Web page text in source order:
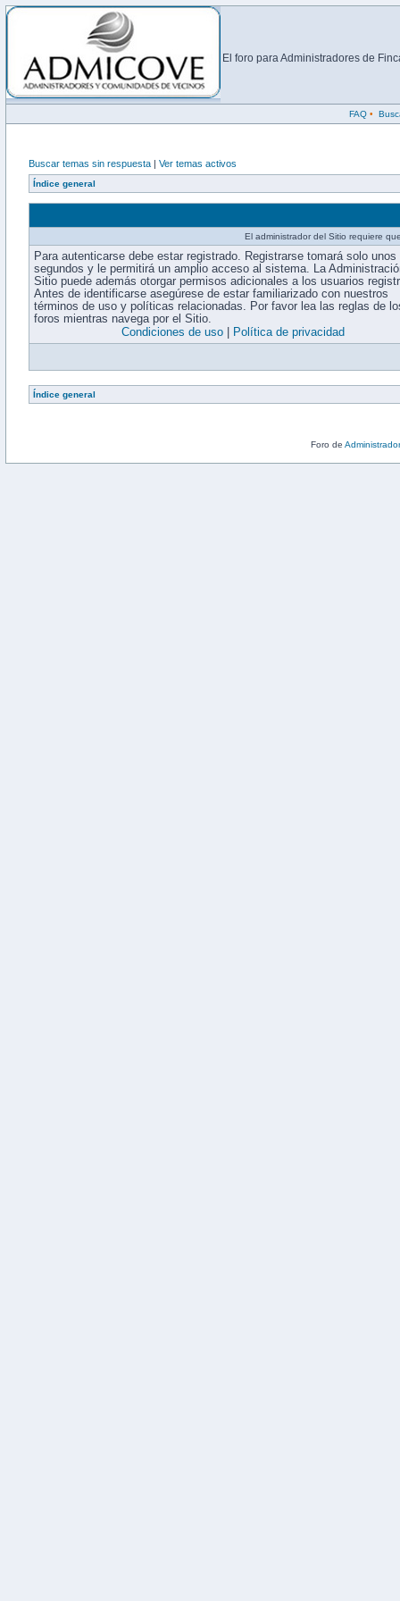
El foro para Administradores de
FAQ•
Buscar temas sin respuesta | Ver temas activos
Índice general
El administrador del Sitio requiere
Para autenticarse debe estar registrado. Registrarse tomará solo unos
segundos y le permitirá un amplio acceso al sistema. La
Sitio puede además otorgar permisos adicionales a los usuarios
Antes de identificarse asegúrese de estar familiarizado con nuestros
términos de uso y políticas relacionadas. Por favor lea las reglas de
foros mientras navega por el Sitio.
Condiciones de uso
Política de privacidad
Índice general
Foro de